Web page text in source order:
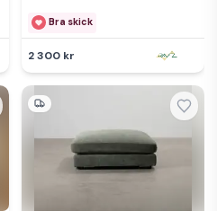
Bra skick
2 300 kr